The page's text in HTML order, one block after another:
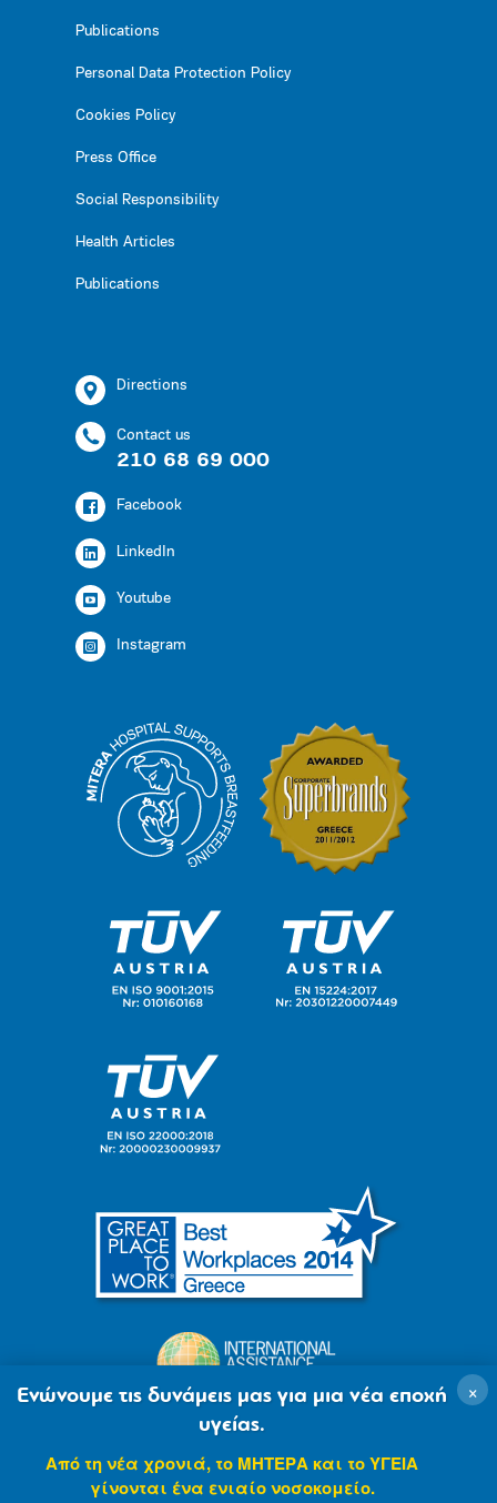
Publications
Personal Data Protection Policy
Cookies Policy
Press Office
Social Responsibility
Health Articles
Publications
Directions
Contact us
210 68 69 000
Facebook
LinkedIn
Youtube
Instagram
×
Ενώνουμε τις δυνάμεις μας για μια νέα εποχή
υγείας.
Από τη νέα χρονιά, το ΜΗΤΕΡΑ και το ΥΓΕΙΑ
γίνονται ένα ενιαίο νοσοκομείο.